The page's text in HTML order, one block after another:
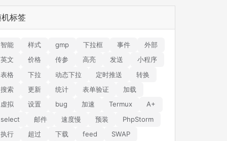
标签
智能 样式 gmp 下拉框 事件
外部
英文
价格 传参 高亮 发送
小程序
表格
下拉 动态下拉 定时推送
转换
搜索
更新 统计 表单验证
加载
虚拟
设置 bug 加速 Termux
A+
select
邮件 速度慢 预装
PhpStorm
执行
超过 下载 feed
SWAP